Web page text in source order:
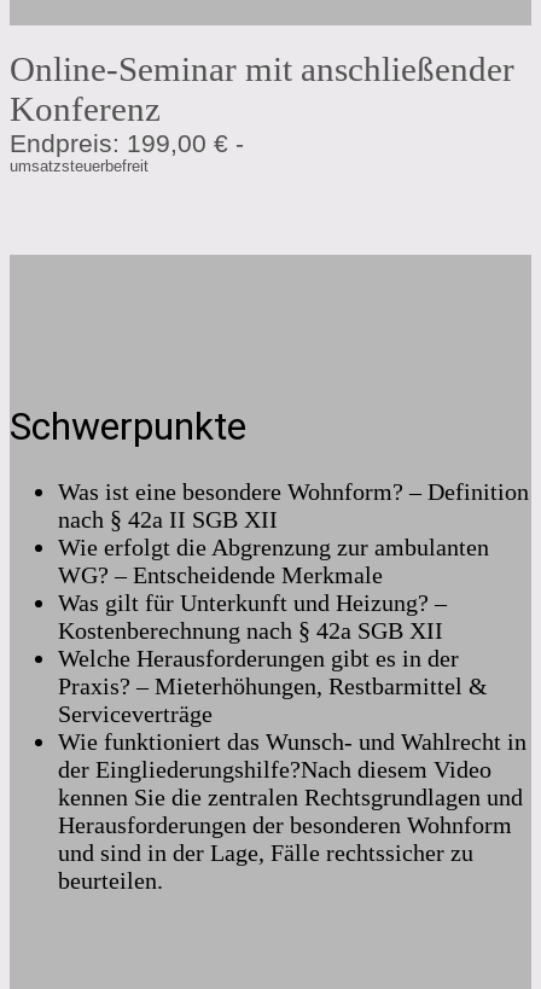
Online-Seminar mit anschließender
Konferenz
Endpreis: 199,00 € -
umsatzsteuerbefreit
Schwerpunkte
Was ist eine besondere Wohnform? – Definition
nach § 42a II SGB XII
Wie erfolgt die Abgrenzung zur ambulanten
WG? – Entscheidende Merkmale
Was gilt für Unterkunft und Heizung? –
Kostenberechnung nach § 42a SGB XII
Welche Herausforderungen gibt es in der
Praxis? – Mieterhöhungen, Restbarmittel &
Serviceverträge
Wie funktioniert das Wunsch- und Wahlrecht in
der Eingliederungshilfe?Nach diesem Video
kennen Sie die zentralen Rechtsgrundlagen und
Herausforderungen der besonderen Wohnform
und sind in der Lage, Fälle rechtssicher zu
beurteilen.